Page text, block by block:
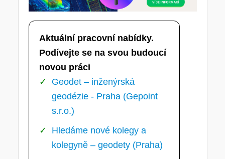
Aktuální pracovní nabídky.
Podívejte se na svou budoucí
novou práci
Geodet – inženýrská
geodézie - Praha (Gepoint
s.r.o.)
Hledáme nové kolegy a
kolegyně – geodety (Praha)